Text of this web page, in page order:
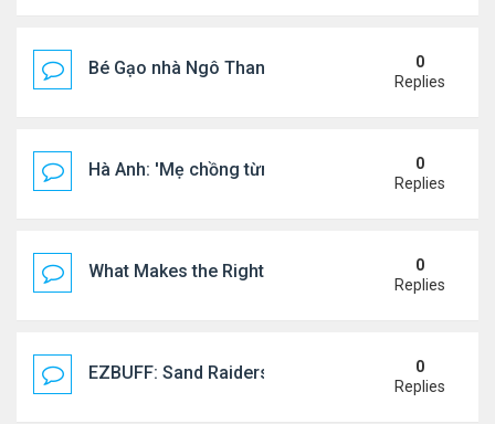
Bé Gạo nhà Ngô Thanh Vân dễ thương trong tiệc
0
Replies
Hà Anh: 'Mẹ chồng từng ngạc nhiên vì tôi luôn trả
0
Replies
What Makes the Right Retail POS Matter?0
Replies
EZBUFF: Sand Raiders of Sophie Farming
0
Replies